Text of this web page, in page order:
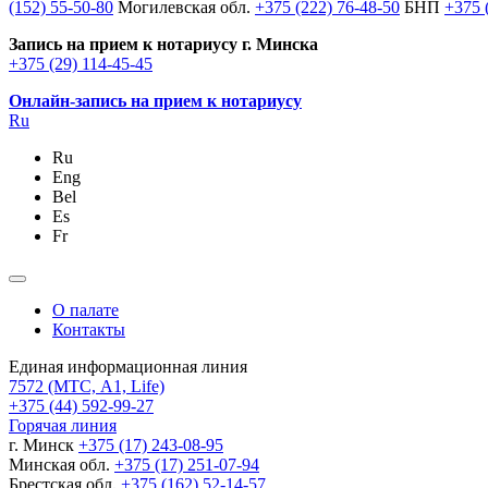
(152) 55-50-80 Могилевская обл. +375 (222) 76-48-50 БНП +375
Запись на прием к нотариусу г. Минска
+375 (29) 114-45-45
Онлайн-запись на прием к нотариусу
Ru
Ru
Eng
Bel
Es
Fr
О палате
Контакты
Единая информационная линия
7572 (МТС, A1, Life)
+375 (44) 592-99-27
Горячая линия
г. Минск +375 (17) 243-08-95
Минская обл. +375 (17) 251-07-94
Брестская обл. +375 (162) 52-14-57